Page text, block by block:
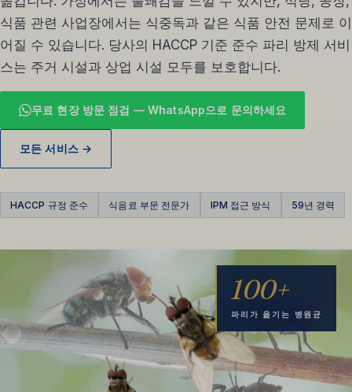
식품 관련 사업장에서는 식중독과 같은 식품 안전 문제로 이
어질 수 있습니다. 당사의 HACCP 기준 준수 파리 방제 서비
스는 주거 시설과 상업 시설 모두를 보호합니다.
무료 현장 방문 점검 — WhatsApp으로 문의하세요
모든 서비스 →
HACCP 규정 준수 식음료 부문 전문가 IPM 접근 방식 59년 경력
100+
파리가 옮기는 병원균